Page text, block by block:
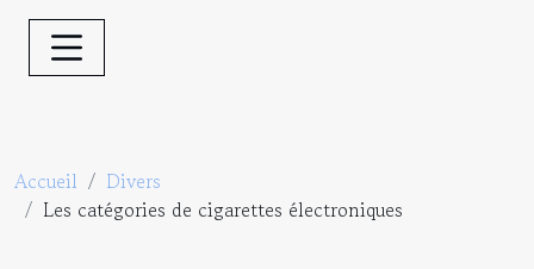
Accueil
Divers
Les catégories de cigarettes électroniques